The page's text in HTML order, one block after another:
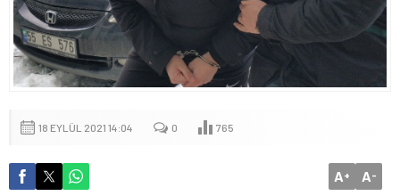
18 EYLÜL 2021 14:04 0 765
A+ A-